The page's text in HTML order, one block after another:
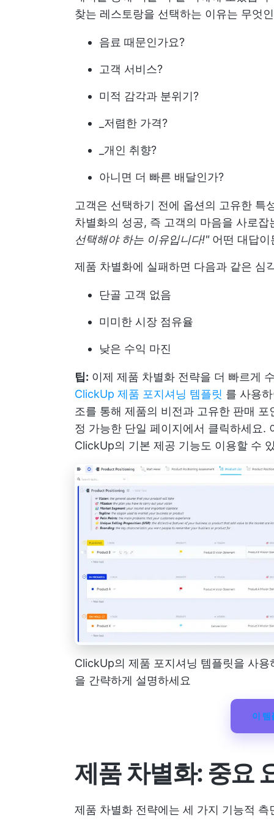
찾는 레스토랑을 선택하는 이유는 무엇
음료 때문인가요?
고객 서비스?
미적 감각과 분위기?
_저렴한 가격?
_개인 취향?
아니면 더 빠른 배달인가?
고객은 선택하기 전에 옵션의 고유한 특
차별화의 성공, 즉 고객의 마음을 사로잡
선택해야 하는 이유입니다!"어떤 대답이
제품 차별화에 실패하면 다음과 같은 심
단골 고객 없음
미미한 시장 점유율
낮은 수익 마진
팁: 이제 제품 차별화 전략을 더 빠르게
ClickUp 제품 포지셔닝 템플릿 를 사용
조를 통해 제품의 비전과 고유한 판매
정 가능한 단일 페이지에서 클릭하세요.
ClickUp의 기본 제공 기능도 이용할 수
ClickUp의 제품 포지셔닝 템플릿을 사
을 간략하게 설명하세요
이 템
제품 차별화: 중요
제품 차별화 전략에는 세 가지 기능적 측